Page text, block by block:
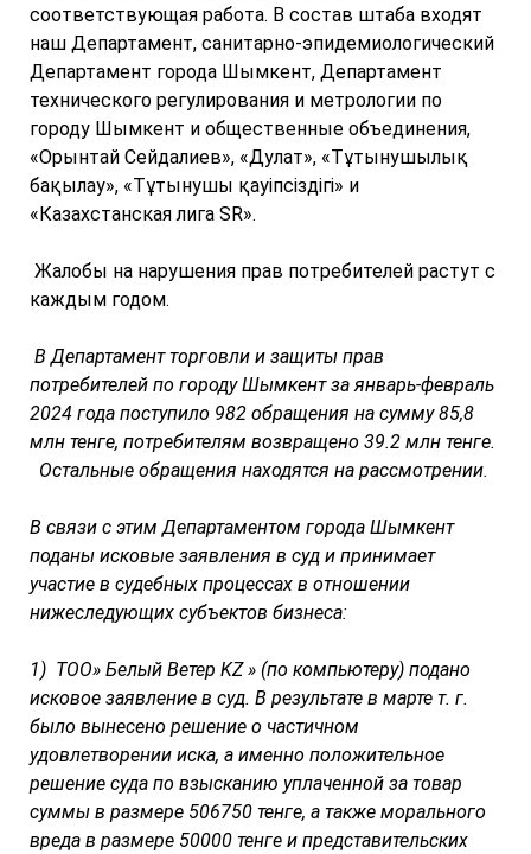
соответствующая работа. В состав штаба входят
наш Департамент, санитарно-эпидемиологический
Департамент города Шымкент, Департамент
технического регулирования и метрологии по
городу Шымкент и общественные объединения,
«Орынтай Сейдалиев», «Дулат», «Тұтынушылық
бақылау», «Тұтынушы қауіпсіздігі» и
«Казахстанская лига SR».
Жалобы на нарушения прав потребителей растут с
каждым годом.
В Департамент торговли и защиты прав
потребителей по городу Шымкент за январь-февраль
2024 года поступило 982 обращения на сумму 85,8
млн тенге, потребителям возвращено 39.2 млн тенге.
Остальные обращения находятся на рассмотрении.
В связи с этим Департаментом города Шымкент
поданы исковые заявления в суд и принимает
участие в судебных процессах в отношении
нижеследующих субъектов бизнеса:
1) ТОО» Белый Ветер KZ » (по компьютеру) подано
исковое заявление в суд. В результате в марте т. г.
было вынесено решение о частичном
удовлетворении иска, а именно положительное
решение суда по взысканию уплаченной за товар
суммы в размере 506750 тенге, а также морального
вреда в размере 50000 тенге и представительских